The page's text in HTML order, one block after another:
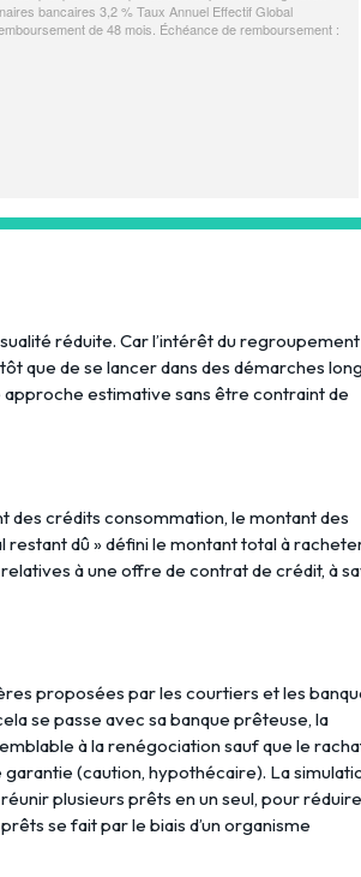
réduite. Car l’intérêt du
que de se lancer dans des démarches
estimative sans être contraint de
des crédits consommation, le montant des
dû » défini le montant total à
à une offre de contrat de crédit, à
proposées par les courtiers et les
se passe avec sa banque prêteuse, la
à la renégociation sauf que le
(caution, hypothécaire). La
plusieurs prêts en un seul, pour
se fait par le biais d’un organisme